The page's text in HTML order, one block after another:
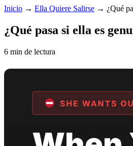
Inicio → Ella Quiere Salirse → ¿Qué
¿Qué pasa si ella es
6 min de lectura